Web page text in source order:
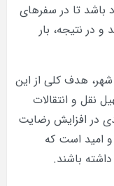
باشد تا در سفرهای
در نتیجه، بار
هدف کلی از این
نقل و انتقالات
در افزایش رضایت
امید است که
باشند.